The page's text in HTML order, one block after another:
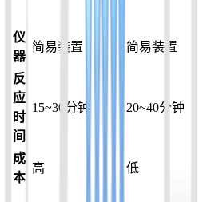
仪
器
简易装置 简易装置
反
应
时
间
15~30分钟 20~40分钟
成
本
高 低